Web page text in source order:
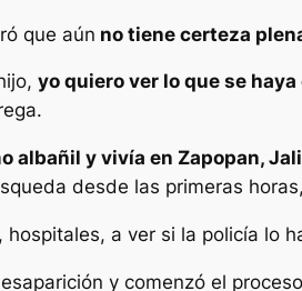
que aún no tiene certeza
yo quiero ver lo que se
albañil y vivía en Zapopan,
desde las primeras
a ver si la policía lo
y comenzó el